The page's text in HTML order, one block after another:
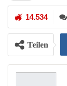
14.534
Teilen